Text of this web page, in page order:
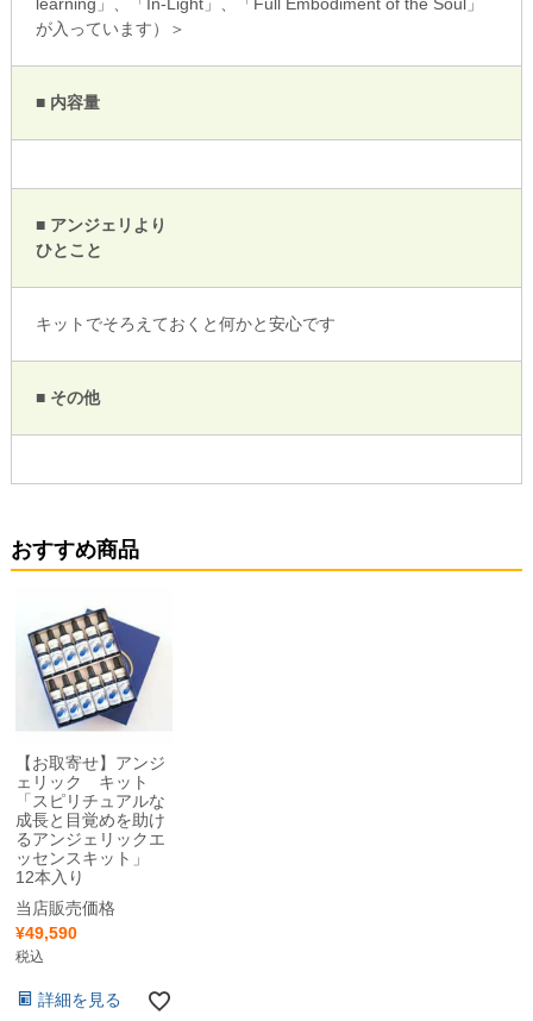
learning」、「In-Light」、「Full Embodiment of the Soul」
が入っています）＞
■ 内容量
■ アンジェリより
ひとこと
キットでそろえておくと何かと安心です
■ その他
おすすめ商品
【お取寄せ】アンジ
ェリック キット
「スピリチュアルな
成長と目覚めを助け
るアンジェリックエ
ッセンスキット」
12本入り
当店販売価格
¥49,590
税込
詳細を見る